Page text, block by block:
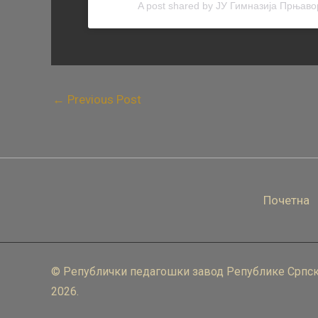
A post shared by ЈУ Гимназија
← Previous Post
Почетна
© Републички педагошки завод Републике
2026.